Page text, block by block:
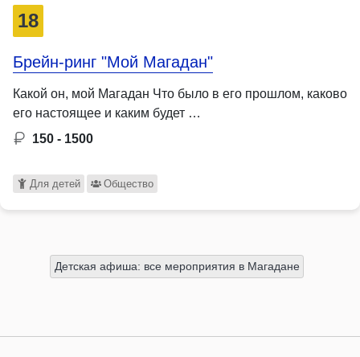
18
Брейн-ринг "Мой Магадан"
Какой он, мой Магадан Что было в его прошлом, каково
его настоящее и каким будет …
150 - 1500
Для детей Общество
Детская афиша: все мероприятия в Магадане